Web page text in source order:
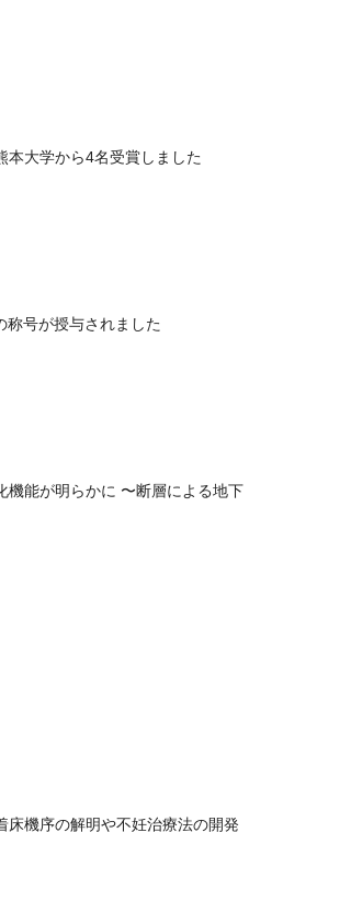
本大学から4名受賞しました
称号が授与されました
機能が明らかに 〜断層による地下
床機序の解明や不妊治療法の開発